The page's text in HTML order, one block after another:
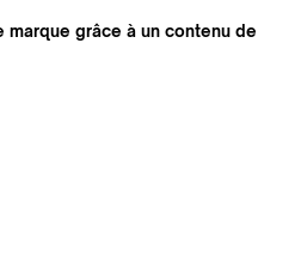
marque grâce à un contenu de